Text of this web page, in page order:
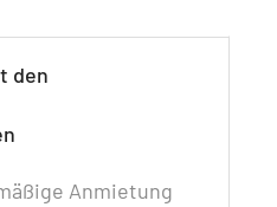
den
Anmietung